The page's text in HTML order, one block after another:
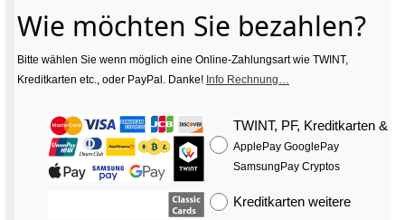
Wie möchten Sie bezahlen?
Bitte wählen Sie wenn möglich eine Online-Zahlungsart wie TWINT,
Kreditkarten etc., oder PayPal. Danke! Info Rechnung…
TWINT, PF, Kreditkarten &
ApplePay GooglePay
SamsungPay Cryptos
Kreditkarten weitere